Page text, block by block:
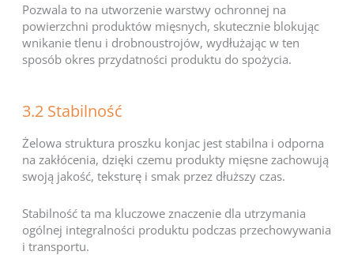
Pozwala to na utworzenie warstwy ochronnej na
powierzchni produktów mięsnych, skutecznie blokując
wnikanie tlenu i drobnoustrojów, wydłużając w ten
sposób okres przydatności produktu do spożycia.
3.2 Stabilność
Żelowa struktura proszku konjac jest stabilna i odporna
na zakłócenia, dzięki czemu produkty mięsne zachowują
swoją jakość, teksturę i smak przez dłuższy czas.
Stabilność ta ma kluczowe znaczenie dla utrzymania
ogólnej integralności produktu podczas przechowywania
i transportu.